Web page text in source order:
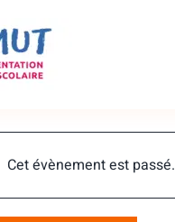
Cet évènement est passé.